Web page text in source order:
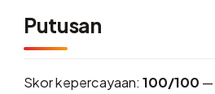
Putusan
Skor kepercayaan: 100/100 —